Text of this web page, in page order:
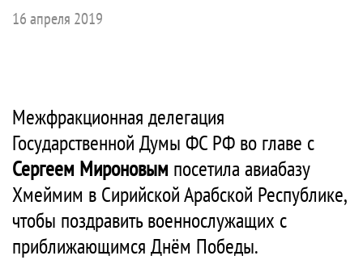
16 апреля 2019
Межфракционная делегация
Государственной Думы ФС РФ во главе с
Сергеем Мироновым посетила авиабазу
Хмеймим в Сирийской Арабской Республике,
чтобы поздравить военнослужащих с
приближающимся Днём Победы.